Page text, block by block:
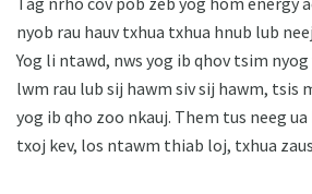
nyob rau hauv txhua txhua hnub lub
Yog li ntawd, nws yog ib qhov tsim
lwm rau lub sij hawm siv sij hawm, tsis
yog ib qho zoo nkauj. Them tus neeg
txoj kev, los ntawm thiab loj, txhua zaus